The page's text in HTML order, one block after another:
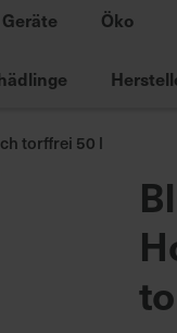
Geräte Öko
torffrei 50 l